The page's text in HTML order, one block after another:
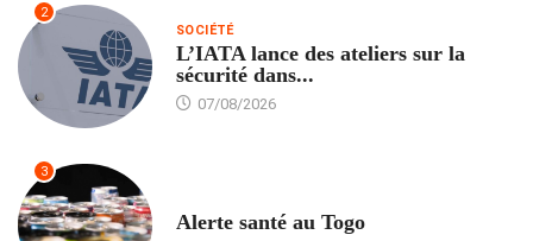
2
SOCIÉTÉ
L’IATA lance des ateliers sur la
sécurité dans...
07/08/2026
3
Alerte santé au Togo